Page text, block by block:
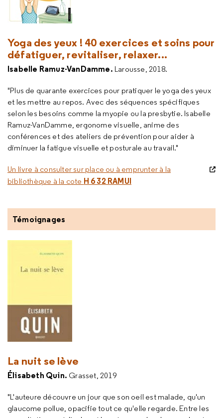
Yoga des yeux ! 40 exercices et soins pour
défatiguer, revitaliser, relaxer...
Isabelle Ramuz-VanDamme. Larousse, 2018.
"Plus de quarante exercices pour pratiquer le yoga des yeux
et les mettre au repos. Avec des séquences spécifiques
selon les besoins comme la myopie ou la presbytie. Isabelle
Ramuz-VanDamme, ergonome visuelle, anime des
conférences et des ateliers de prévention pour aider à
diminuer la fatigue visuelle et posturale au travail."
Un livre à consulter sur place ou à emprunter à la
bibliothèque à la cote H 6 32 RAMUI
Témoignages
La nuit se lève
Élisabeth Quin. Grasset, 2019
"L'auteure découvre un jour que son oeil est malade, qu'un
glaucome pollue, opacifie tout ce qu'elle regarde. Entre les